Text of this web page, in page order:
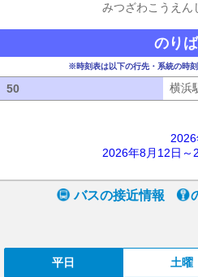
みつざわこうえん
のり
※時刻表は以下の行先・系統の時
50 横浜
2026年8月12日～
バスの接近情報
平日 土曜